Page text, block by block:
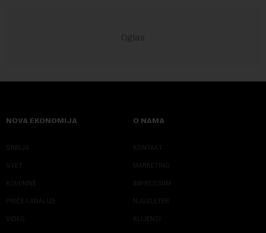
NOVA EKONOMIJA
SRBIJA
SVET
KOLUMNE
PRIČE I ANALIZE
VIDEO
O NAMA
KONTAKT
MARKETING
IMPRESSUM
NJUZLETER
KLIJENTI